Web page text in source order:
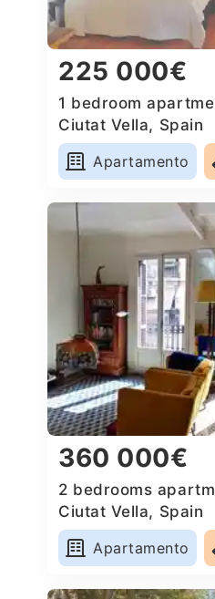
225 000€
1 bedroom
Ciutat Vella, Spain
Apartamento
360 000€
2 bedrooms
Ciutat Vella, Spain
Apartamento